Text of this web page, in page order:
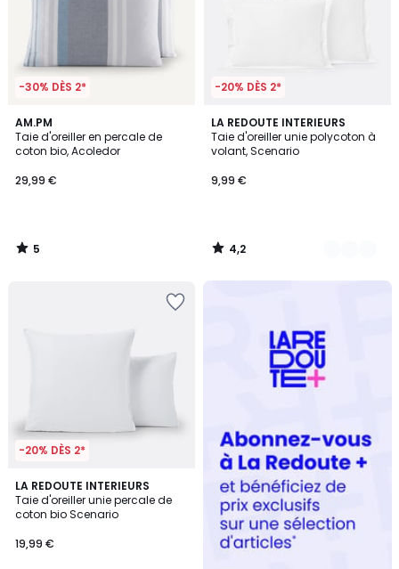
-30% DÈS 2*
AM.PM
Taie d'oreiller en percale de
coton bio, Acoledor
29,99 €
5
/
5
5
/
-20% DÈS 2*
LA REDOUTE INTERIEURS
Taie d'oreiller unie polycoton à
volant, Scenario
9,99 €
4,2
/ 5
16
Couleurs
4,2
/
-20% DÈS 2*
LA REDOUTE INTERIEURS
Taie d'oreiller unie percale de
coton bio Scenario
19,99 €
4,2
/ 5
12
Couleurs